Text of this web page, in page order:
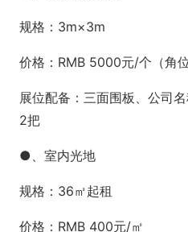
规格：3m×3m
价格：RMB 5000元/个（角
展位配备：三面围板、公司
2把
●、室内光地
规格：36㎡起租
价格：RMB 400元/㎡